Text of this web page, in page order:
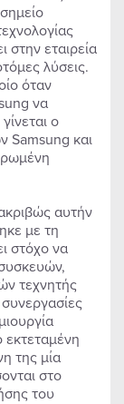
στην εταιρεία
λύσεις.
όταν
να
ο
Samsung και
αυτήν
με τη
στόχο να
τεχνητής
της μία
στο
του